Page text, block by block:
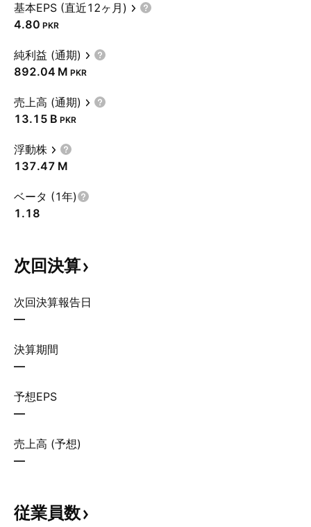
基本EPS (直近12ヶ月)
4.80 PKR
純利益 (通期)
‪892.04 M‬ PKR
売上高 (通期)
‪13.15 B‬ PKR
浮動株
‪137.47 M‬
ベータ (1年)
1.18
次回決算
次回決算報告日
—
決算期間
—
予想EPS
—
売上高 (予想)
—
従業員数